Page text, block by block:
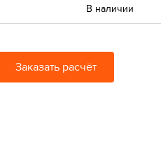
В наличии
Заказать расчёт